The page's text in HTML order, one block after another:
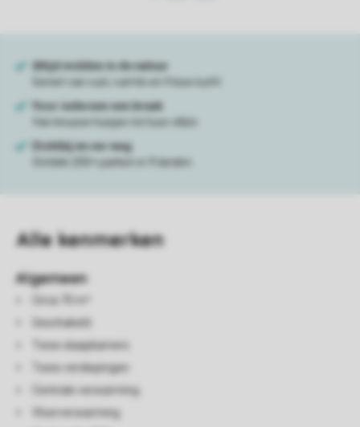
Allekenmerken
Algemeen
Circa 70 m²
Geschakeld
Twee slaapkamers
Twee verdiepingen
Centrale verwarming
Vloerverwarming